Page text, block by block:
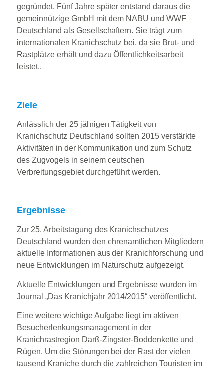
gegründet. Fünf Jahre später entstand daraus die
gemeinnützige GmbH mit dem NABU und WWF
Deutschland als Gesellschaftern. Sie trägt zum
internationalen Kranichschutz bei, da sie Brut- und
Rastplätze erhält und dazu Öffentlichkeitsarbeit
leistet..
Ziele
Anlässlich der 25 jährigen Tätigkeit von
Kranichschutz Deutschland sollten 2015 verstärkte
Aktivitäten in der Kommunikation und zum Schutz
des Zugvogels in seinem deutschen
Verbreitungsgebiet durchgeführt werden.
Ergebnisse
Zur 25. Arbeitstagung des Kranichschutzes
Deutschland wurden den ehrenamtlichen Mitgliedern
aktuelle Informationen aus der Kranichforschung und
neue Entwicklungen im Naturschutz aufgezeigt.
Aktuelle Entwicklungen und Ergebnisse wurden im
Journal „Das Kranichjahr 2014/2015“ veröffentlicht.
Eine weitere wichtige Aufgabe liegt im aktiven
Besucherlenkungsmanagement in der
Kranichrastregion Darß-Zingster-Boddenkette und
Rügen. Um die Störungen bei der Rast der vielen
tausend Kraniche durch die zahlreichen Touristen im